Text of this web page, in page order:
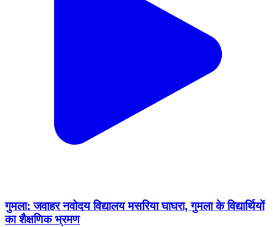
गुमला: जवाहर नवोदय विद्यालय मसरिया घाघरा, गुमला के विद्यार्थियों
का शैक्षणिक भ्रमण